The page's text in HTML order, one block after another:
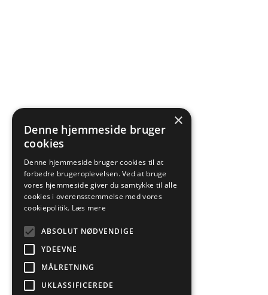
×
Denne hjemmeside bruger
cookies
Denne hjemmeside bruger cookies til at
forbedre brugeroplevelsen. Ved at bruge
vores hjemmeside giver du samtykke til alle
cookies i overensstemmelse med vores
cookiepolitik. Læs mere
ABSOLUT NØDVENDIGE
YDEEVNE
MÅLRETNING
UKLASSIFICEREDE